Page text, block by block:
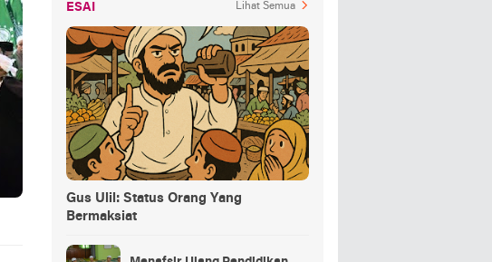
ESAI Lihat Semua
Gus Ulil: Status Orang Yang
Bermaksiat